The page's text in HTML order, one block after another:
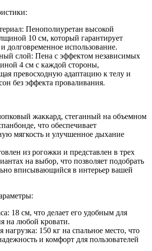
Пенополиуретан высокой
10 см, который гарантирует
и долговременное использование.
слой: Пена с эффектом независимых
4 см с каждой стороны,
превосходную адаптацию к телу и
без эффекта проваливания.
жаккард, стеганный на объемном
что обеспечивает
мягкость и улучшенное дыхание
из рогожки и представлен в трех
на выбор, что позволяет подобрать
вписывающийся в интерьер вашей
18 см, что делает его удобным для
на любой кровати.
нагрузка: 150 кг на спальное место, что
и комфорт для пользователей